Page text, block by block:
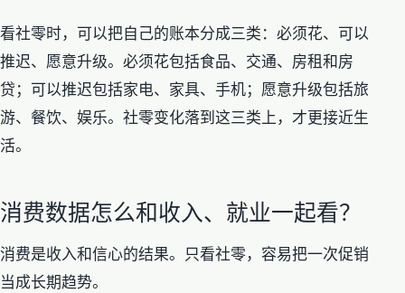
看社零时，可以把自己的账本分成三类：必须花、可以
推迟、愿意升级。必须花包括食品、交通、房租和房
贷；可以推迟包括家电、家具、手机；愿意升级包括旅
游、餐饮、娱乐。社零变化落到这三类上，才更接近生
活。
消费数据怎么和收入、就业一起看？
消费是收入和信心的结果。只看社零，容易把一次促销
当成长期趋势。